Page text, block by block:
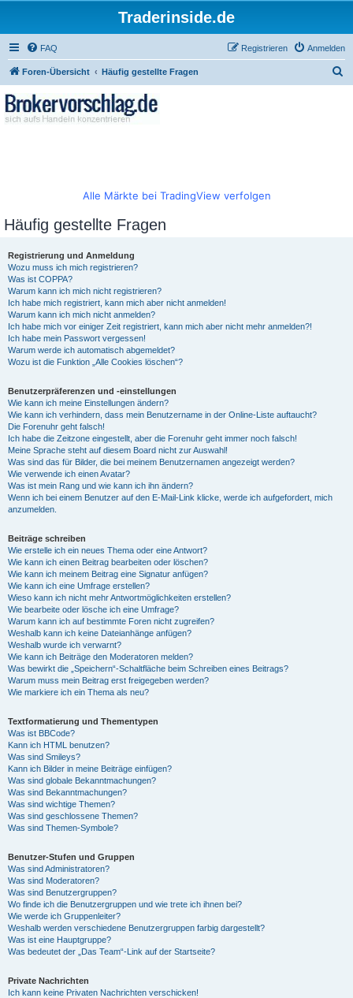
Traderinside.de
FAQ Anmelden
Registrieren
Foren-Übersicht Häufig gestellte Fragen
Alle Märkte bei TradingView verfolgen
Häufig gestellte Fragen
Registrierung und Anmeldung
Wozu muss ich mich registrieren?
Was ist COPPA?
Warum kann ich mich nicht registrieren?
Ich habe mich registriert, kann mich aber nicht anmelden!
Warum kann ich mich nicht anmelden?
Ich habe mich vor einiger Zeit registriert, kann mich aber nicht mehr anmelden?!
Ich habe mein Passwort vergessen!
Warum werde ich automatisch abgemeldet?
Wozu ist die Funktion „Alle Cookies löschen“?
Benutzerpräferenzen und -einstellungen
Wie kann ich meine Einstellungen ändern?
Wie kann ich verhindern, dass mein Benutzername in der Online-Liste auftaucht?
Die Forenuhr geht falsch!
Ich habe die Zeitzone eingestellt, aber die Forenuhr geht immer noch falsch!
Meine Sprache steht auf diesem Board nicht zur Auswahl!
Was sind das für Bilder, die bei meinem Benutzernamen angezeigt werden?
Wie verwende ich einen Avatar?
Was ist mein Rang und wie kann ich ihn ändern?
Wenn ich bei einem Benutzer auf den E-Mail-Link klicke, werde ich aufgefordert, mich
anzumelden.
Beiträge schreiben
Wie erstelle ich ein neues Thema oder eine Antwort?
Wie kann ich einen Beitrag bearbeiten oder löschen?
Wie kann ich meinem Beitrag eine Signatur anfügen?
Wie kann ich eine Umfrage erstellen?
Wieso kann ich nicht mehr Antwortmöglichkeiten erstellen?
Wie bearbeite oder lösche ich eine Umfrage?
Warum kann ich auf bestimmte Foren nicht zugreifen?
Weshalb kann ich keine Dateianhänge anfügen?
Weshalb wurde ich verwarnt?
Wie kann ich Beiträge den Moderatoren melden?
Was bewirkt die „Speichern“-Schaltfläche beim Schreiben eines Beitrags?
Warum muss mein Beitrag erst freigegeben werden?
Wie markiere ich ein Thema als neu?
Textformatierung und Thementypen
Was ist BBCode?
Kann ich HTML benutzen?
Was sind Smileys?
Kann ich Bilder in meine Beiträge einfügen?
Was sind globale Bekanntmachungen?
Was sind Bekanntmachungen?
Was sind wichtige Themen?
Was sind geschlossene Themen?
Was sind Themen-Symbole?
Benutzer-Stufen und Gruppen
Was sind Administratoren?
Was sind Moderatoren?
Was sind Benutzergruppen?
Wo finde ich die Benutzergruppen und wie trete ich ihnen bei?
Wie werde ich Gruppenleiter?
Weshalb werden verschiedene Benutzergruppen farbig dargestellt?
Was ist eine Hauptgruppe?
Was bedeutet der „Das Team“-Link auf der Startseite?
Private Nachrichten
Ich kann keine Privaten Nachrichten verschicken!